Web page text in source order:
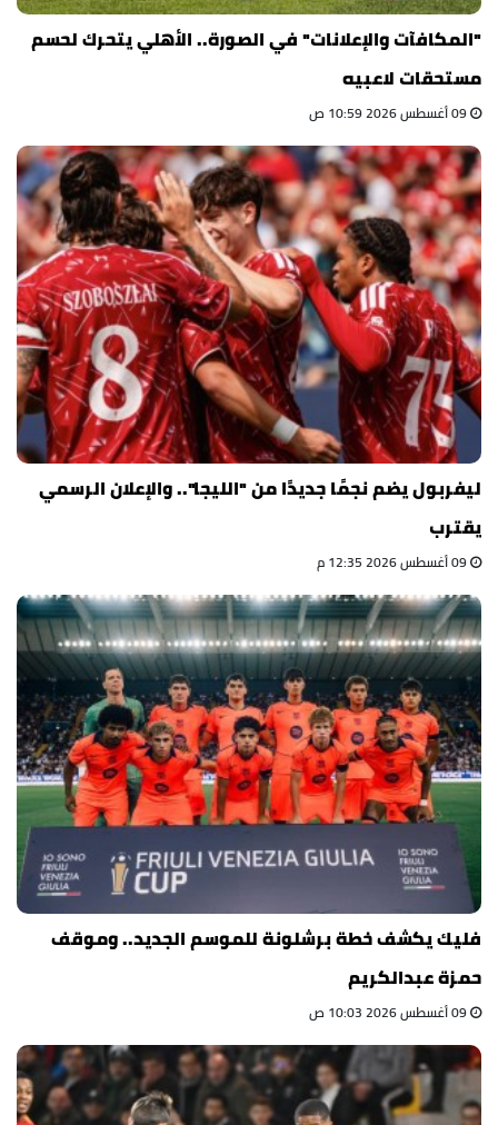
"المكافآت والإعلانات" في الصورة.. الأهلي يتحرك لحسم
مستحقات لاعبيه
ليفربول يضم نجمًا جديدًا من "الليجا".. والإعلان الرسمي
يقترب
فليك يكشف خطة برشلونة للموسم الجديد.. وموقف
حمزة عبدالكريم